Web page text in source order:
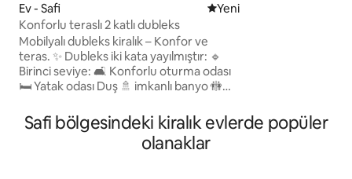
Ev - Safi Yeni konaklama yeri
Yeni
Konforlu teraslı 2 katlı dubleks
Mobilyalı dubleks kiralık – Konfor ve
teras. ✨ Dubleks iki kata yayılmıştır: 🔹
Birinci seviye: 🛋️ Konforlu oturma odası
🛏️ Yatak odası Duş 🚿 imkanlı banyo 🚻
aydınlık oturma odası 🍽️ Tam donanımlı
mutfak. 🚻 İkinci tuvalet 🌿 Boş
zamanlarınızın tadını çıkarmak için geniş
Safi bölgesindeki kiralık evlerde popüler
olanaklar